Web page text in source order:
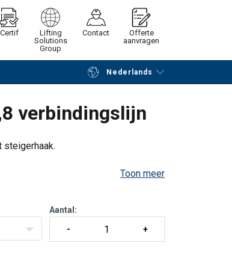
Certif
Lifting
Solutions
Group
Contact
Offerte
aanvragen
Nederlands
Vraag offerte aan
verbindingslijn
steigerhaak.
Toon meer
Aantal: